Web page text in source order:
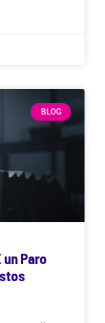
BLOG
un Paro